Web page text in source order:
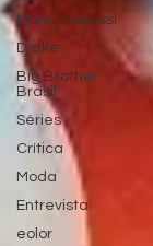
Manu Gavassi
Drake
Big Brother
Brasil
Séries
Crítica
Moda
Entrevista
eolor